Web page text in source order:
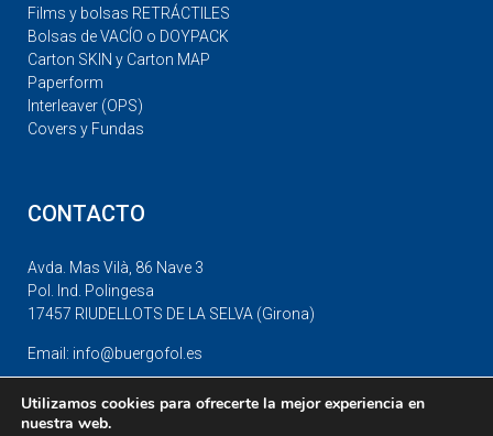
Films y bolsas RETRÁCTILES
Bolsas de VACÍO o DOYPACK
Carton SKIN y Carton MAP
Paperform
Interleaver (OPS)
Covers y Fundas
CONTACTO
Avda. Mas Vilà, 86 Nave 3
Pol. Ind. Polingesa
17457 RIUDELLOTS DE LA SELVA (Girona)
Email: info@buergofol.es
Fax: +34 972 412442
Utilizamos cookies para ofrecerte la mejor experiencia en
nuestra web.